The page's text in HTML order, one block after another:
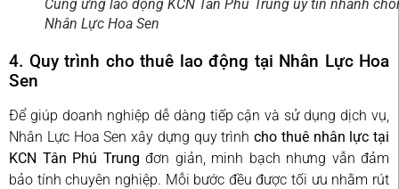
Cung ứng lao động KCN Tân Phú Trung uy tín nhanh
Nhân Lực Hoa Sen
4. Quy trình cho thuê lao động tại Nhân Lực Hoa
Sen
Để giúp doanh nghiệp dễ dàng tiếp cận và sử dụng dịch vụ,
Nhân Lực Hoa Sen xây dựng quy trình cho thuê nhân lực tại
KCN Tân Phú Trung đơn giản, minh bạch nhưng vẫn đảm
bảo tính chuyên nghiệp. Mỗi bước đều được tối ưu nhằm rút